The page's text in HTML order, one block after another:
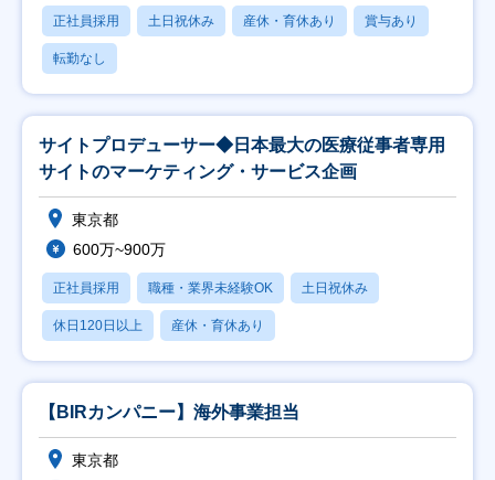
正社員採用 土日祝休み 産休・育休あり 賞与あり
転勤なし
サイトプロデューサー◆日本最大の医療従事者専用
サイトのマーケティング・サービス企画
東京都
600万~900万
正社員採用 職種・業界未経験OK 土日祝休み
休日120日以上 産休・育休あり
【BIRカンパニー】海外事業担当
東京都